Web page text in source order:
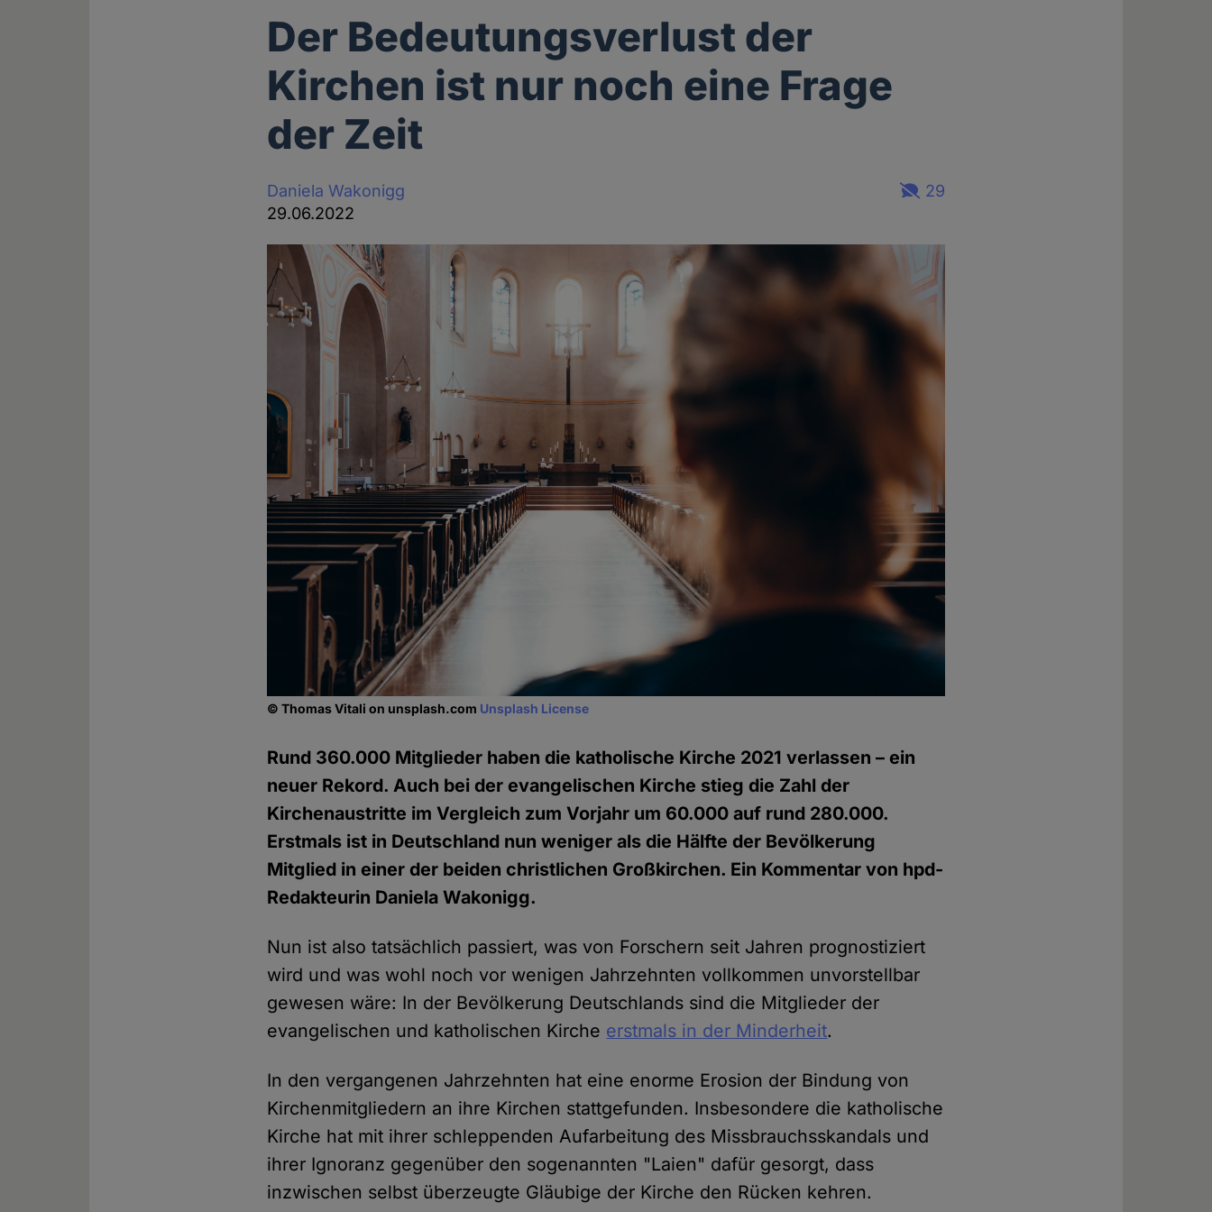
Der Bedeutungsverlust der
Kirchen ist nur noch eine Frage
der Zeit
Daniela Wakonigg
29.06.2022
29
© Thomas Vitali on unsplash.com Unsplash License
Rund 360.000 Mitglieder haben die katholische Kirche 2021 verlassen – ein
neuer Rekord. Auch bei der evangelischen Kirche stieg die Zahl der
Kirchenaustritte im Vergleich zum Vorjahr um 60.000 auf rund 280.000.
Erstmals ist in Deutschland nun weniger als die Hälfte der Bevölkerung
Mitglied in einer der beiden christlichen Großkirchen. Ein Kommentar von hpd-
Redakteurin Daniela Wakonigg.
Nun ist also tatsächlich passiert, was von Forschern seit Jahren prognostiziert
wird und was wohl noch vor wenigen Jahrzehnten vollkommen unvorstellbar
gewesen wäre: In der Bevölkerung Deutschlands sind die Mitglieder der
evangelischen und katholischen Kirche erstmals in der Minderheit.
In den vergangenen Jahrzehnten hat eine enorme Erosion der Bindung von
Kirchenmitgliedern an ihre Kirchen stattgefunden. Insbesondere die katholische
Kirche hat mit ihrer schleppenden Aufarbeitung des Missbrauchsskandals und
ihrer Ignoranz gegenüber den sogenannten "Laien" dafür gesorgt, dass
inzwischen selbst überzeugte Gläubige der Kirche den Rücken kehren.